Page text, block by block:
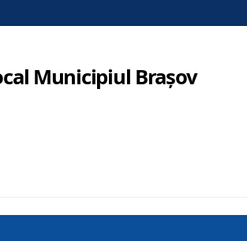
Municipiul Brașov